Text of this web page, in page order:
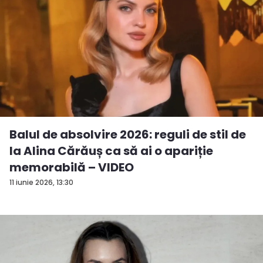
11 iunie 2026, 13:30
Balul de absolvire 2026: reguli de stil de
la Alina Cărăuș ca să ai o apariție
memorabilă – VIDEO